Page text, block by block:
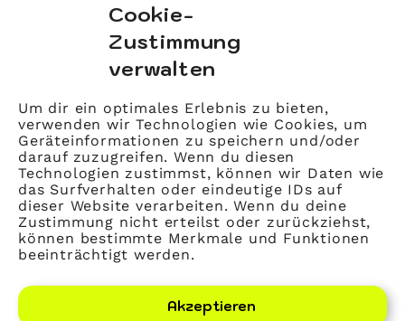
Cookie-
Zustimmung
verwalten
Um dir ein optimales Erlebnis zu bieten,
verwenden wir Technologien wie Cookies, um
Geräteinformationen zu speichern und/oder
darauf zuzugreifen. Wenn du diesen
Technologien zustimmst, können wir Daten wie
das Surfverhalten oder eindeutige IDs auf
dieser Website verarbeiten. Wenn du deine
Zustimmung nicht erteilst oder zurückziehst,
können bestimmte Merkmale und Funktionen
beeinträchtigt werden.
Akzeptieren
Markgrafenstraße 56
10117 Berlin
Impressum
Kontakt
Datenschutz
Mitglied werden
LinkedIn
YouTube